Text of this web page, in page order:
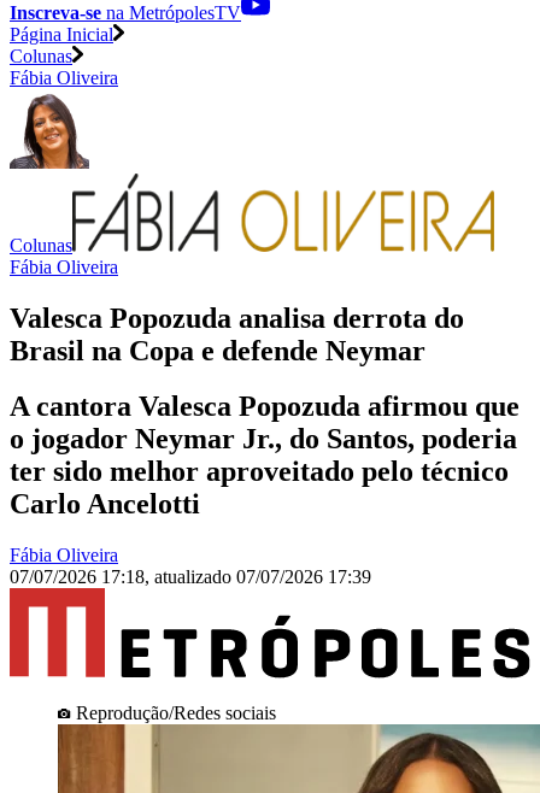
Inscreva-se na MetrópolesTV
Página Inicial
Colunas
Fábia Oliveira
Colunas
Fábia Oliveira
Valesca Popozuda analisa derrota do
Brasil na Copa e defende Neymar
A cantora Valesca Popozuda afirmou que
o jogador Neymar Jr., do Santos, poderia
ter sido melhor aproveitado pelo técnico
Carlo Ancelotti
Fábia Oliveira
07/07/2026 17:18, atualizado 07/07/2026 17:39
Reprodução/Redes sociais